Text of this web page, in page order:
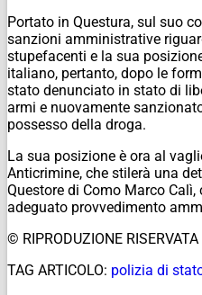
Portato in Questura, sul suo
sanzioni amministrative
stupefacenti e la sua
italiano, pertanto, dopo le
stato denunciato in stato di
armi e nuovamente
possesso della droga.
La sua posizione è ora al
Anticrimine, che stilerà una
Questore di Como Marco Calì,
adeguato provvedimento
© RIPRODUZIONE RISERVATA
TAG ARTICOLO: polizia di